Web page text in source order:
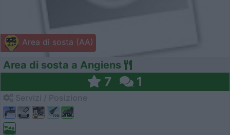
Area di sosta (AA)
Area di sosta a Angiens
7 1